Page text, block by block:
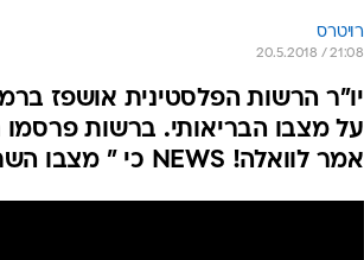
רויטרס
20.5.2018 / 21:08
יו"ר הרשות הפלסטינית אושפז
על מצבו הבריאותי. ברשות פרסמו
אמר לוואלה! NEWS כי " מצבו השתפר באופן ניכר"